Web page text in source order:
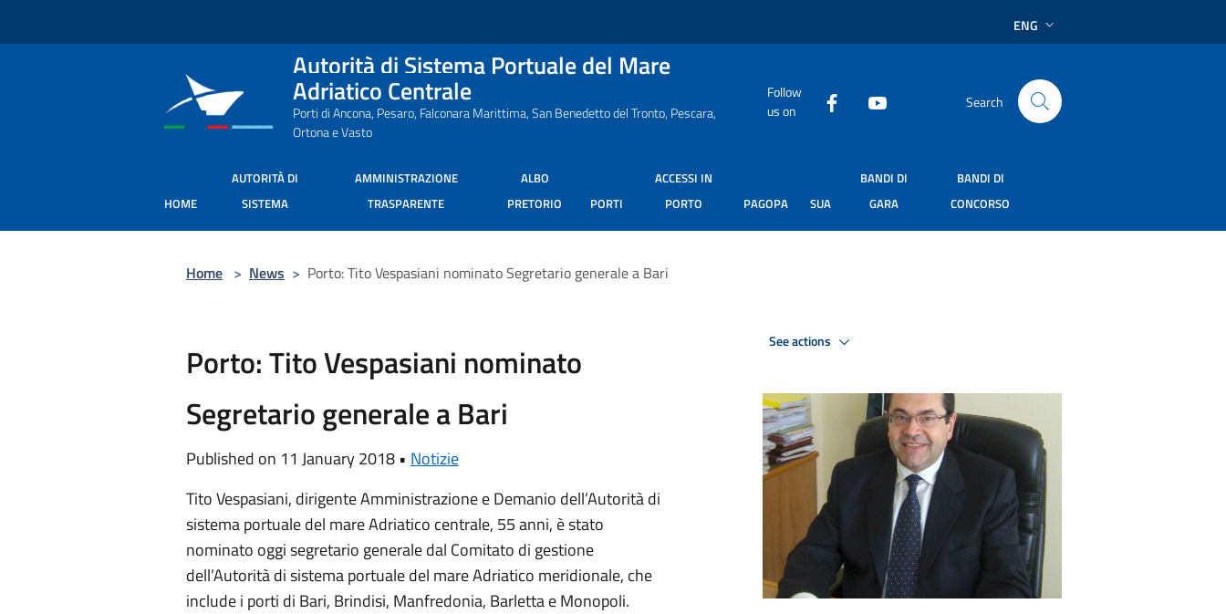
ENG
Autorità di Sistema Portuale del Mare
Adriatico Centrale
Porti di Ancona, Pesaro, Falconara Marittima, San Benedetto del Tronto, Pescara,
Ortona e Vasto
Follow
us on
Search
HOME
AUTORITÀ DI
SISTEMA
AMMINISTRAZIONE
TRASPARENTE
ALBO
PRETORIO
PORTI
ACCESSI IN
PORTO
PAGOPA SUA
BANDI DI
GARA
BANDI DI
CONCORSO
Home > News > Porto: Tito Vespasiani nominato Segretario generale a Bari
Porto: Tito Vespasiani nominato
Segretario generale a Bari
Published on 11 January 2018 • Notizie
Tito Vespasiani, dirigente Amministrazione e Demanio dell’Autorità di
sistema portuale del mare Adriatico centrale, 55 anni, è stato
nominato oggi segretario generale dal Comitato di gestione
dell’Autorità di sistema portuale del mare Adriatico meridionale, che
include i porti di Bari, Brindisi, Manfredonia, Barletta e Monopoli.
See actions